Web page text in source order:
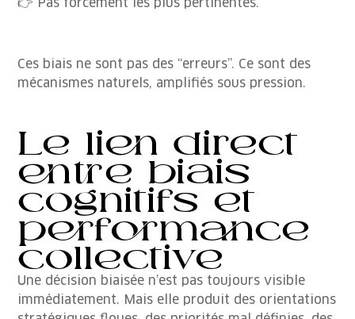
👉 Pas forcément les plus pertinentes.
Ces biais ne sont pas des “erreurs”. Ce sont des
mécanismes naturels, amplifiés sous pression.
Le lien direct
entre biais
cognitifs et
performance
collective
Une décision biaisée n’est pas toujours visible
immédiatement. Mais elle produit des orientations